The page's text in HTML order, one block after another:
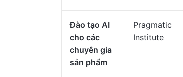
Đào tạo AI
cho các
chuyên gia
sản phẩm
Pragmatic
Institute